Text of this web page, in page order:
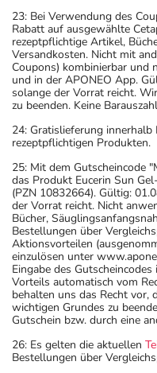
23: Bei Verwendung des
Rabatt auf ausgewählte
rezeptpflichtige Artikel,
Versandkosten. Nicht mit
Coupons) kombinierbar und
und in der APONEO App.
solange der Vorrat reicht.
zu beenden. Keine
24: Gratislieferung
rezeptpflichtigen Produkten.
25: Mit dem Gutscheincode
das Produkt Eucerin Sun
(PZN 10832664). Gültig:
der Vorrat reicht. Nicht
Bücher,
Bestellungen über
Aktionsvorteilen
einzulösen unter
Eingabe des
Vorteils automatisch vom
behalten uns das Recht vor,
wichtigen Grundes zu
Gutschein bzw. durch eine
26: Es gelten die aktuellen
Bestellungen über